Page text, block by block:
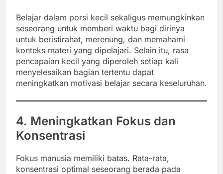
Belajar dalam porsi kecil sekaligus memungkinkan
seseorang untuk memberi waktu bagi dirinya
untuk beristirahat, merenung, dan memahami
konteks materi yang dipelajari. Selain itu, rasa
pencapaian kecil yang diperoleh setiap kali
menyelesaikan bagian tertentu dapat
meningkatkan motivasi belajar secara keseluruhan.
4. Meningkatkan Fokus dan
Konsentrasi
Fokus manusia memiliki batas. Rata-rata,
konsentrasi optimal seseorang berada pada